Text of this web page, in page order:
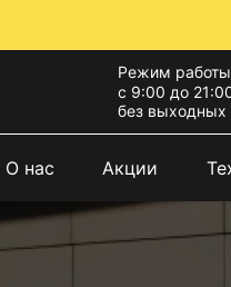
Режим
с 9:00 до
без выходных
О нас Акции